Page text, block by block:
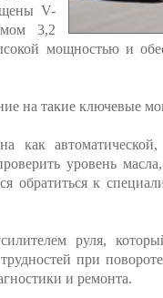
V-
3,2
мощностью и
на такие ключевые
автоматической,
уровень
обратиться к
руля,
при
и ремонта.